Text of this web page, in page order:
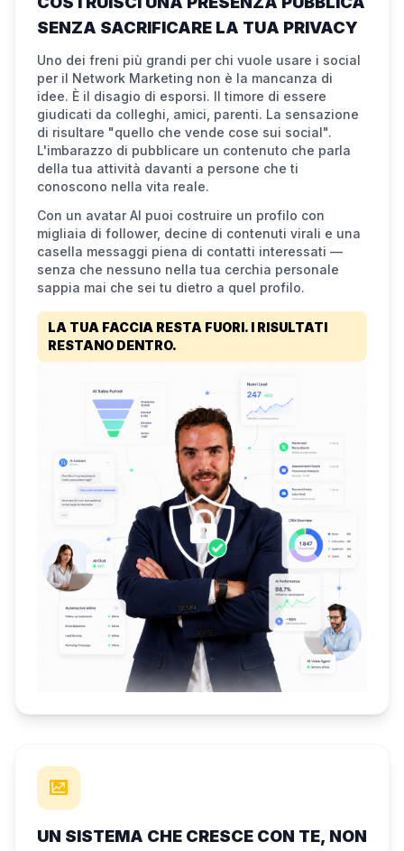
SENZA SACRIFICARE LA TUA PRIVACY
Uno dei freni più grandi per chi vuole usare i social
per il Network Marketing non è la mancanza di
idee. È il disagio di esporsi. Il timore di essere
giudicati da colleghi, amici, parenti. La sensazione
di risultare "quello che vende cose sui social".
L'imbarazzo di pubblicare un contenuto che parla
della tua attività davanti a persone che ti
conoscono nella vita reale.
Con un avatar AI puoi costruire un profilo con
migliaia di follower, decine di contenuti virali e una
casella messaggi piena di contatti interessati —
senza che nessuno nella tua cerchia personale
sappia mai che sei tu dietro a quel profilo.
LA TUA FACCIA RESTA FUORI. I RISULTATI
RESTANO DENTRO.
UN SISTEMA CHE CRESCE CON TE, NON